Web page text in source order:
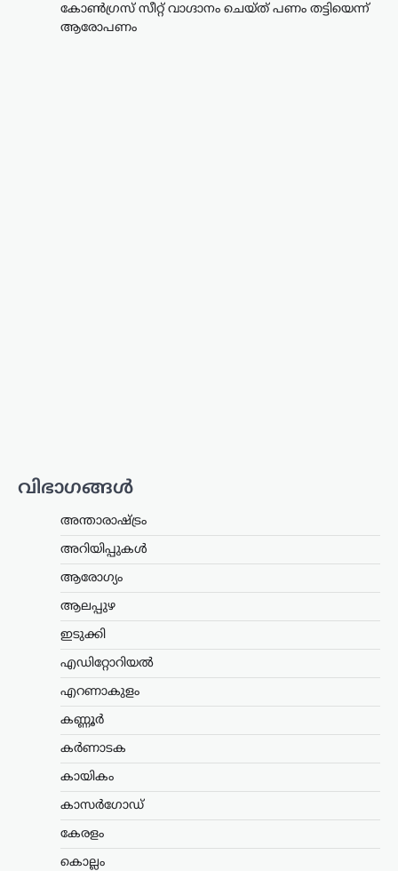
കോൺഗ്രസ് സീറ്റ് വാഗ്ദാനം ചെയ്ത് പണം തട്ടിയെന്ന്
ആരോപണം
വിഭാഗങ്ങൾ
അന്താരാഷ്ട്രം
അറിയിപ്പുകൾ
ആരോഗ്യം
ആലപ്പുഴ
ഇടുക്കി
എഡിറ്റോറിയൽ
എറണാകുളം
കണ്ണൂർ
കർണാടക
കായികം
കാസർഗോഡ്
കേരളം
കൊല്ലം
വസതിക്ക് മുന്നിൽ
സീറ്റ് വാഗ്ദാനം ചെയ്ത്
പണം തട്ടിയെന്ന്
ആരോപണം
ന്യൂസ് ഡെസ്ക്
ഓഗസ്റ്റ്‌ 7, 2026
ലോക്സഭാ പ്രതിപക്ഷ നേതാവ് രാഹുൽ
പ്രതിഷേധം. ഹരിയാന സ്വദേശിയായ ഒരു
സ്ത്രീയും കുട്ടികളുമാണ്
പ്രതിഷേധവുമായി എത്തിയത്. ഹരിയാന
നിയമസഭാ തെരഞ്ഞെടുപ്പിൽ സീറ്റ്
കേരളം,ലേറ്റസ്റ്റ് ന്യൂസ്
വ്യാപക തിരച്ചില്‍;
വേഗത്തില്‍ പിടികൂടാന്‍
നിര്‍ദേശം നല്‍കി രമേശ്